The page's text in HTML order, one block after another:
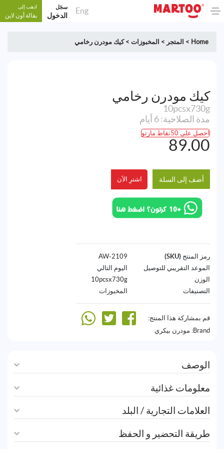
Eng سجَل
الدخول
اذهب إلى
بقالة أون لاين
Home
> المتجر > المخبوزات >كيك مودرن رخامي
كيك مودرن رخامي
10pcsx730g
مدة الصلاحية: 6 أيام
احصل على 50نقاط مارتو
89.00
أضف إلى السلة اشترِ الآن
رمز المنتج (SKU)
2109-AW
الموعد التقريبي للتوصيل
اليوم التالي
الوزن
10pcsx730g
التصنيفات
المخبوزات
قم بمشاركة هذا المنتج:
Brand: مودرن بيكري
الوصف
معلومات غذائية
العلامات التجارية / البلد
طريقة التحضير و الحفظ